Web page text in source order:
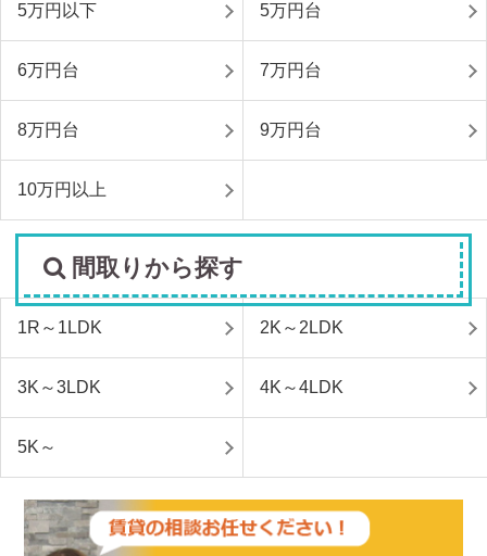
5万円以下 5万円台
6万円台 7万円台
8万円台 9万円台
10万円以上
間取りから探す
1R～1LDK 2K～2LDK
3K～3LDK 4K～4LDK
5K～